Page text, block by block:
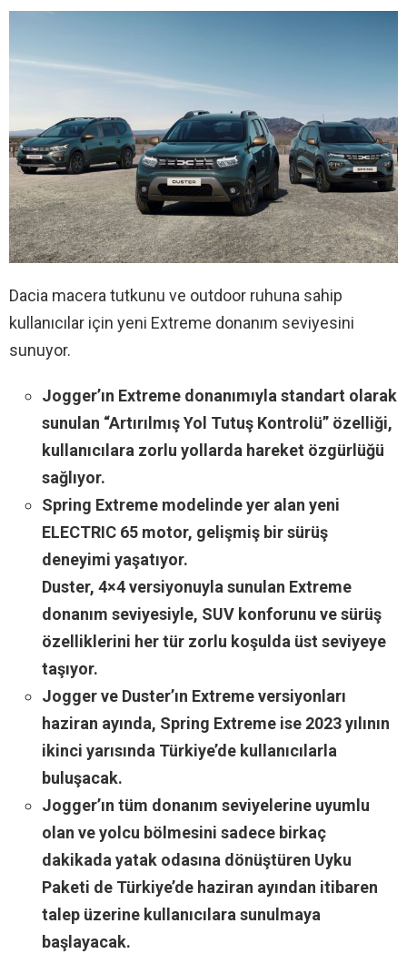
Dacia macera tutkunu ve outdoor ruhuna sahip
kullanıcılar için yeni Extreme donanım seviyesini
sunuyor.
Jogger’ın Extreme donanımıyla standart olarak
sunulan “Artırılmış Yol Tutuş Kontrolü” özelliği,
kullanıcılara zorlu yollarda hareket özgürlüğü
sağlıyor.
Spring Extreme modelinde yer alan yeni
ELECTRIC 65 motor, gelişmiş bir sürüş
deneyimi yaşatıyor.
Duster, 4×4 versiyonuyla sunulan Extreme
donanım seviyesiyle, SUV konforunu ve sürüş
özelliklerini her tür zorlu koşulda üst seviyeye
taşıyor.
Jogger ve Duster’ın Extreme versiyonları
haziran ayında, Spring Extreme ise 2023 yılının
ikinci yarısında Türkiye’de kullanıcılarla
buluşacak.
Jogger’ın tüm donanım seviyelerine uyumlu
olan ve yolcu bölmesini sadece birkaç
dakikada yatak odasına dönüştüren Uyku
Paketi de Türkiye’de haziran ayından itibaren
talep üzerine kullanıcılara sunulmaya
başlayacak.